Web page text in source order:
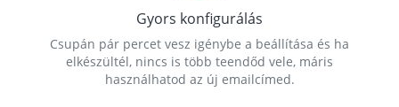
Gyors konfigurálás
Csupán pár percet vesz igénybe a beállítása és ha
elkészültél, nincs is több teendőd vele, máris
használhatod az új emailcímed.